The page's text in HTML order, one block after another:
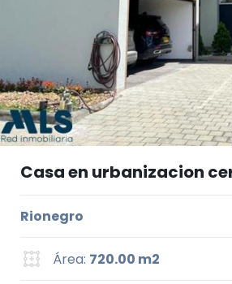
Casa en urbanizacion
Rionegro
Área: 720.00 m2